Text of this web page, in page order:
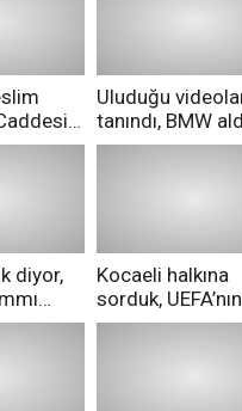
Uluduğu
tanındı, BMW
diyor,
Kocaeli halkına
sorduk, UEFA’nın
Merih Demiral